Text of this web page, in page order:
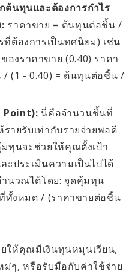
ต้นทุนและต้องการกำไร
ราคาขาย = ต้นทุนต่อชิ้น /
ที่ต้องการเป็นทศนิยม) เช่น
องราคาขาย (0.40) ราคา
(1 - 0.40) = ต้นทุนต่อชิ้น /
Point): นี่คือจำนวนชิ้นที่
ายรับเท่ากับรายจ่ายพอดี
ทุนจะช่วยให้คุณตั้งเป้า
ะประเมินความเป็นไปได้
นวณได้โดย: จุดคุ้มทุน
ทั้งหมด / (ราคาขายต่อชิ้น
ให้คุณมีเงินทุนหมุนเวียน,
ๆ, หรือรับมือกับค่าใช้จ่าย